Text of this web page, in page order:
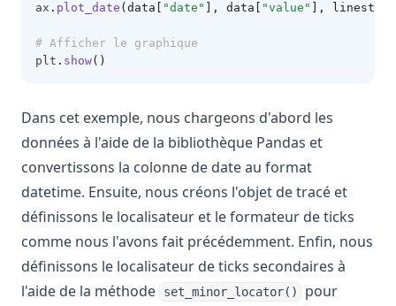
ax . plot_date (data[ "date" ], data[ "value" ], linestyle
# Afficher le graphique
plt . show()
Dans cet exemple, nous chargeons d'abord les
données à l'aide de la bibliothèque Pandas et
convertissons la colonne de date au format
datetime. Ensuite, nous créons l'objet de tracé et
définissons le localisateur et le formateur de ticks
comme nous l'avons fait précédemment. Enfin, nous
définissons le localisateur de ticks secondaires à
l'aide de la méthode
set_minor_locator()
pour